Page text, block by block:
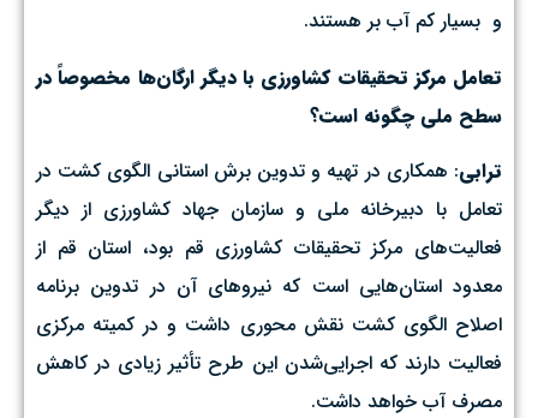
و بسیار کم آب بر هستند.
تعامل مرکز تحقیقات کشاورزی با دیگر ارگان‌ها مخصوصاً در
سطح ملی چگونه است؟
ترابی: همکاری در تهیه و تدوین برش استانی الگوی کشت در
تعامل با دبیرخانه ملی و سازمان جهاد کشاورزی از دیگر
فعالیت‌های مرکز تحقیقات کشاورزی قم بود، استان قم از
معدود استان‌هایی است که نیروهای آن در تدوین برنامه
اصلاح الگوی کشت نقش محوری داشت و در کمیته مرکزی
فعالیت دارند که اجرایی‌شدن این طرح تأثیر زیادی در کاهش
مصرف آب خواهد داشت.